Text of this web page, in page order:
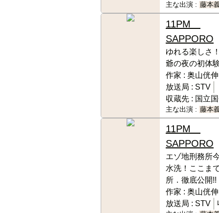
主な出演 : 藤本
11PM
SAPPORO
ゆれる楽しさ
爺の夜の初体
作家 : 奥山侊伸
放送局 : STV
収蔵先 : 国立
主な出演 : 藤本
11PM
SAPPORO
エゾ地刑務所
水洗！ここま
所．徹底公開!!
作家 : 奥山侊伸
放送局 : STV